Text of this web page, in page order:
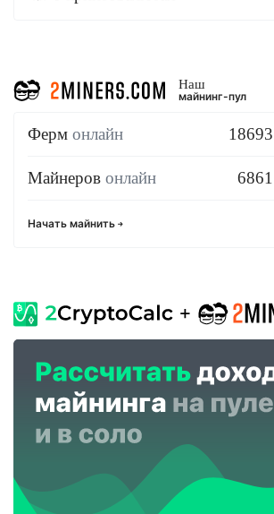
Наш
майнинг-пул
Ферм онлайн 18693
Майнеров онлайн 6861
Начать майнить